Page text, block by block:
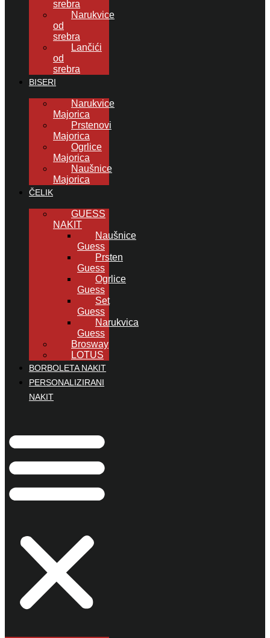
srebra
Narukvice
od
srebra
Lančići
od
srebra
BISERI
Narukvice
Majorica
Prstenovi
Majorica
Ogrlice
Majorica
Naušnice
Majorica
ČELIK
GUESS
NAKIT
Naušnice
Guess
Prsten
Guess
Ogrlice
Guess
Set
Guess
Narukvica
Guess
Brosway
LOTUS
BORBOLETA NAKIT
PERSONALIZIRANI
NAKIT